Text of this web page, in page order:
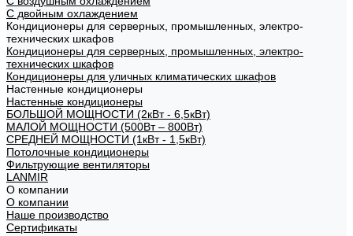
С двойным охлаждением
Кондиционеры для серверных, промышленных, электро-
технических шкафов
Кондиционеры для серверных, промышленных, электро-
технических шкафов
Кондиционеры для уличных климатических шкафов
Настенные кондиционеры
Настенные кондиционеры
БОЛЬШОЙ МОЩНОСТИ (2кВт - 6,5кВт)
МАЛОЙ МОЩНОСТИ (500Вт – 800Вт)
СРЕДНЕЙ МОЩНОСТИ (1кВт - 1,5кВт)
Потолочные кондиционеры
Фильтрующие вентиляторы
LANMIR
О компании
О компании
Наше производство
Сертификаты